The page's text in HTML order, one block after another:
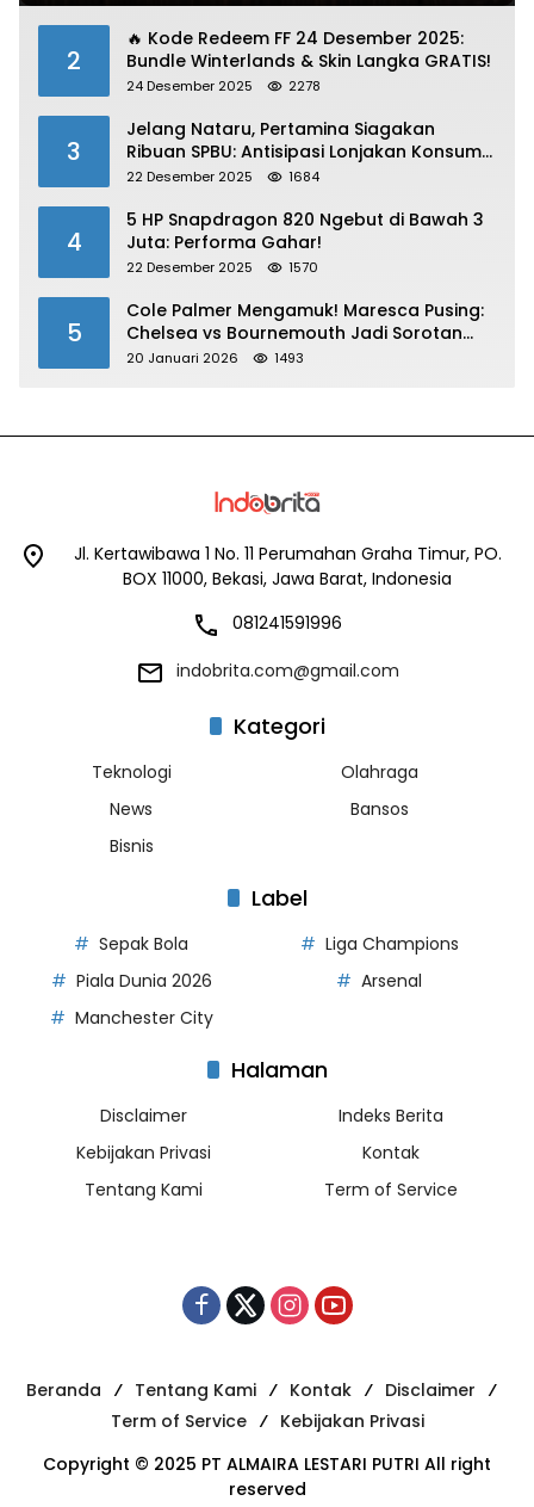
2
🔥 Kode Redeem FF 24 Desember 2025:
Bundle Winterlands & Skin Langka GRATIS!
24 Desember 2025 2278
3
Jelang Nataru, Pertamina Siagakan
Ribuan SPBU: Antisipasi Lonjakan Konsumsi
BBM dan LPG!
22 Desember 2025 1684
4
5 HP Snapdragon 820 Ngebut di Bawah 3
Juta: Performa Gahar!
22 Desember 2025 1570
5
Cole Palmer Mengamuk! Maresca Pusing:
Chelsea vs Bournemouth Jadi Sorotan
Utama
20 Januari 2026 1493
Jl. Kertawibawa 1 No. 11 Perumahan Graha Timur, PO.
BOX 11000, Bekasi, Jawa Barat, Indonesia
081241591996
indobrita.com@gmail.com
Kategori
Teknologi
Olahraga
News
Bansos
Bisnis
Label
Sepak Bola
Liga Champions
Piala Dunia 2026
Arsenal
Manchester City
Halaman
Disclaimer
Indeks Berita
Kebijakan Privasi
Kontak
Tentang Kami
Term of Service
Beranda Tentang Kami Kontak
Disclaimer
Term of Service
Kebijakan Privasi
Copyright © 2025 PT ALMAIRA LESTARI PUTRI All right
reserved